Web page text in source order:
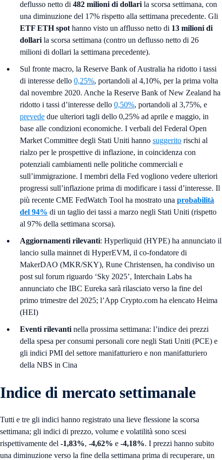
deflusso netto di 482 milioni di dollari la scorsa settimana, con
una diminuzione del 17% rispetto alla settimana precedente. Gli
ETF ETH spot hanno visto un afflusso netto di 13 milioni di
dollari la scorsa settimana (contro un deflusso netto di 26
milioni di dollari la settimana precedente).
Sul fronte macro, la Reserve Bank of Australia ha ridotto i tassi
di interesse dello 0,25%, portandoli al 4,10%, per la prima volta
dal novembre 2020. Anche la Reserve Bank of New Zealand ha
ridotto i tassi d’interesse dello 0,50%, portandoli al 3,75%, e
prevede due ulteriori tagli dello 0,25% ad aprile e maggio, in
base alle condizioni economiche. I verbali del Federal Open
Market Committee degli Stati Uniti hanno suggerito rischi al
rialzo per le prospettive di inflazione, in coincidenza con
potenziali cambiamenti nelle politiche commerciali e
sull’immigrazione. I membri della Fed vogliono vedere ulteriori
progressi sull’inflazione prima di modificare i tassi d’interesse. Il
più recente CME FedWatch Tool ha mostrato una probabilità
del 94% di un taglio dei tassi a marzo negli Stati Uniti (rispetto
al 97% della settimana scorsa).
Aggiornamenti rilevanti: Hyperliquid (HYPE) ha annunciato il
lancio sulla mainnet di HyperEVM, il co-fondatore di
MakerDAO (MKR/SKY), Rune Christensen, ha condiviso un
post sul forum riguardo ‘Sky 2025’, Interchain Labs ha
annunciato che IBC Eureka sarà rilasciato verso la fine del
primo trimestre del 2025; l’App Crypto.com ha elencato Heima
(HEI)
Eventi rilevanti nella prossima settimana: l’indice dei prezzi
della spesa per consumi personali core negli Stati Uniti (PCE) e
gli indici PMI del settore manifatturiero e non manifatturiero
della NBS in Cina
Indice di mercato settimanale
Tutti e tre gli indici hanno registrato una lieve flessione la scorsa
settimana; gli indici di prezzo, volume e volatilità sono scesi
rispettivamente del -1,83%, -4,62% e -4,18%. I prezzi hanno subito
una diminuzione verso la fine della settimana prima di recuperare, un